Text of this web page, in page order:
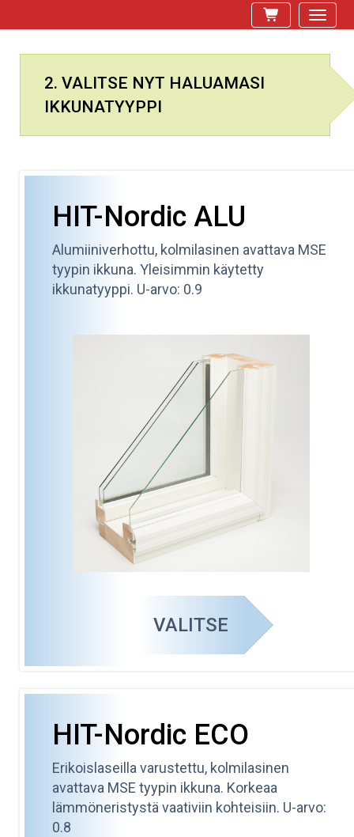
2. VALITSE NYT HALUAMASI
IKKUNATYYPPI
HIT-Nordic ALU
Alumiiniverhottu, kolmilasinen avattava MSE
tyypin ikkuna. Yleisimmin käytetty
ikkunatyyppi. U-arvo: 0.9
VALITSE
HIT-Nordic ECO
Erikoislaseilla varustettu, kolmilasinen
avattava MSE tyypin ikkuna. Korkeaa
lämmöneristystä vaativiin kohteisiin. U-arvo:
0.8